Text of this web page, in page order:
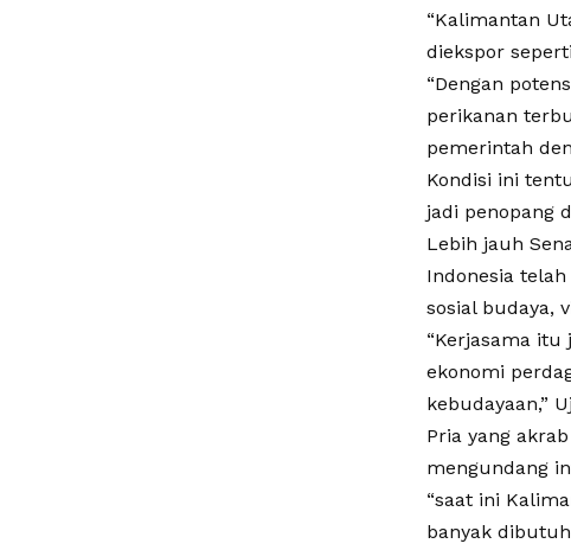
“Kalimantan
diekspor
“Dengan
perikanan
pemerintah
Kondisi ini
jadi penopang
Lebih jauh
Indonesia
sosial budaya,
“Kerjasama
ekonomi
kebudayaan,”
Pria yang
mengundang
“saat ini
banyak